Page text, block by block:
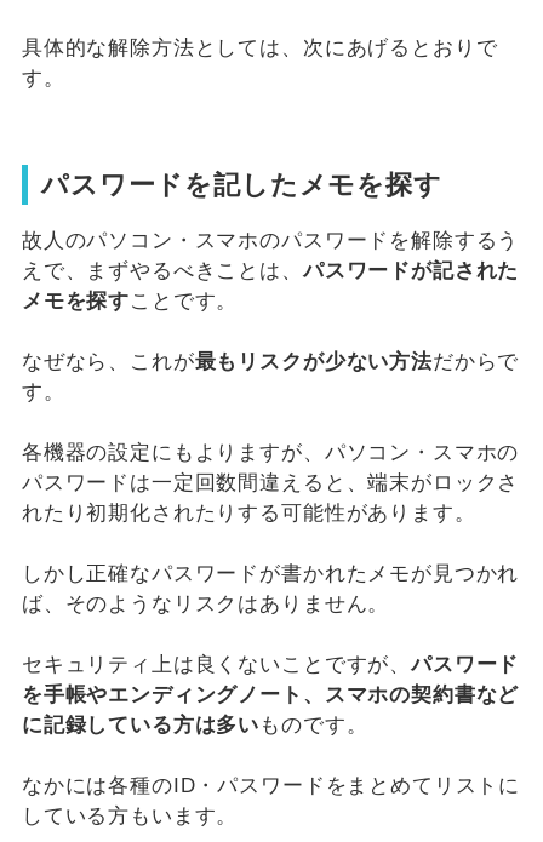
具体的な解除方法としては、次にあげるとおりで
す。
パスワードを記したメモを探す
故人のパソコン・スマホのパスワードを解除するう
えで、まずやるべきことは、パスワードが記された
メモを探すことです。
なぜなら、これが最もリスクが少ない方法だからで
す。
各機器の設定にもよりますが、パソコン・スマホの
パスワードは一定回数間違えると、端末がロックさ
れたり初期化されたりする可能性があります。
しかし正確なパスワードが書かれたメモが見つかれ
ば、そのようなリスクはありません。
セキュリティ上は良くないことですが、パスワード
を手帳やエンディングノート、スマホの契約書など
に記録している方は多い ものです。
なかには各種のID・パスワードをまとめてリストに
している方もいます。